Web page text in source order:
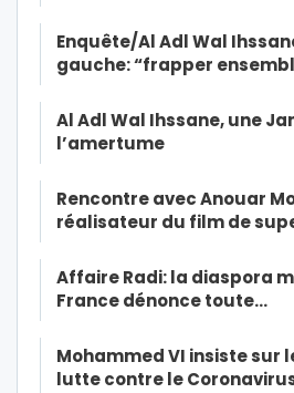
Enquête/Al Adl Wal
gauche: “frapper
Al Adl Wal Ihssane, une
l’amertume
Rencontre avec Anouar
réalisateur du film de
Affaire Radi: la diaspora
France dénonce toute…
Mohammed VI insiste sur
lutte contre le